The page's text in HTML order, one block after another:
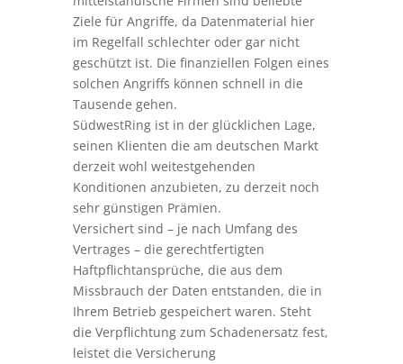
Ziele für Angriffe, da Datenmaterial hier
im Regelfall schlechter oder gar nicht
geschützt ist. Die finanziellen Folgen eines
solchen Angriffs können schnell in die
Tausende gehen.
SüdwestRing ist in der glücklichen Lage,
seinen Klienten die am deutschen Markt
derzeit wohl weitestgehenden
Konditionen anzubieten, zu derzeit noch
sehr günstigen Prämien.
Versichert sind – je nach Umfang des
Vertrages – die gerechtfertigten
Haftpflichtansprüche, die aus dem
Missbrauch der Daten entstanden, die in
Ihrem Betrieb gespeichert waren. Steht
die Verpflichtung zum Schadenersatz fest,
leistet die Versicherung